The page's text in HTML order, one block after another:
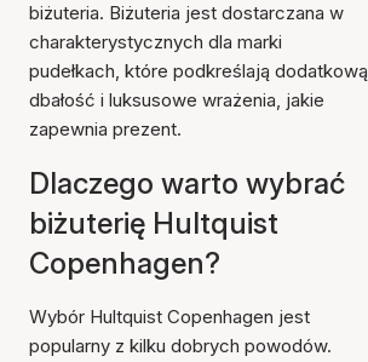
biżuteria. Biżuteria jest dostarczana w
charakterystycznych dla marki
pudełkach, które podkreślają dodatkową
dbałość i luksusowe wrażenia, jakie
zapewnia prezent.
Dlaczego warto wybrać
biżuterię Hultquist
Copenhagen?
Wybór Hultquist Copenhagen jest
popularny z kilku dobrych powodów.